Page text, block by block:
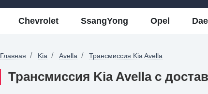
Chevrolet SsangYong Opel
Главная Kia Avella Трансмиссия Kia Avella
Трансмиссия Kia Avella с